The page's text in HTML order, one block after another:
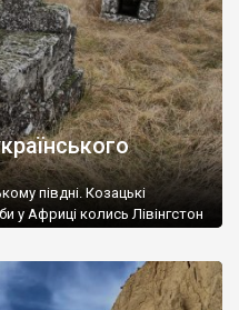
півдні. Козацькі
у Африці колись Лівінгстон
на цьому цвинтарі. Колись
які прийшли із Січі на